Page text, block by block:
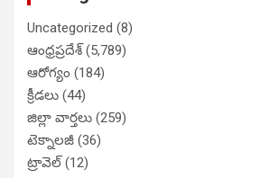
Uncategorized (8)
ఆంధ్రప్రదేశ్(5,789)
ఆరోగ్యం (184)
క్రీడలు (44)
జిల్లా వార్తలు (259)
టెక్నాలజీ (36)
ట్రావెల్(12)